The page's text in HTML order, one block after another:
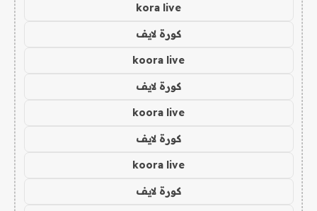
kora live
كورة لايف
koora live
كورة لايف
koora live
كورة لايف
koora live
كورة لايف